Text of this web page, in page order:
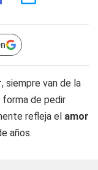
, siempre van de la
forma de pedir
refleja el amor
años.